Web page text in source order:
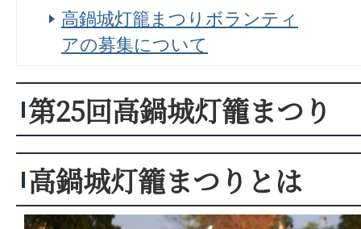
高鍋城灯籠まつりボランティ
アの募集について
第25回高鍋城灯籠まつり
高鍋城灯籠まつりとは